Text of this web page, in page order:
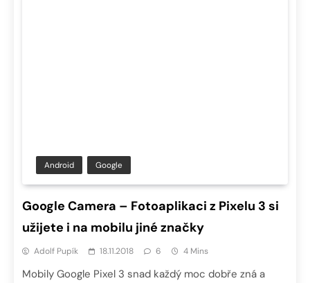
Android Google
Google Camera – Fotoaplikaci z Pixelu 3 si
užijete i na mobilu jiné značky
Adolf Pupík 18.11.2018 6 4 Mins
Mobily Google Pixel 3 snad každý moc dobře zná a